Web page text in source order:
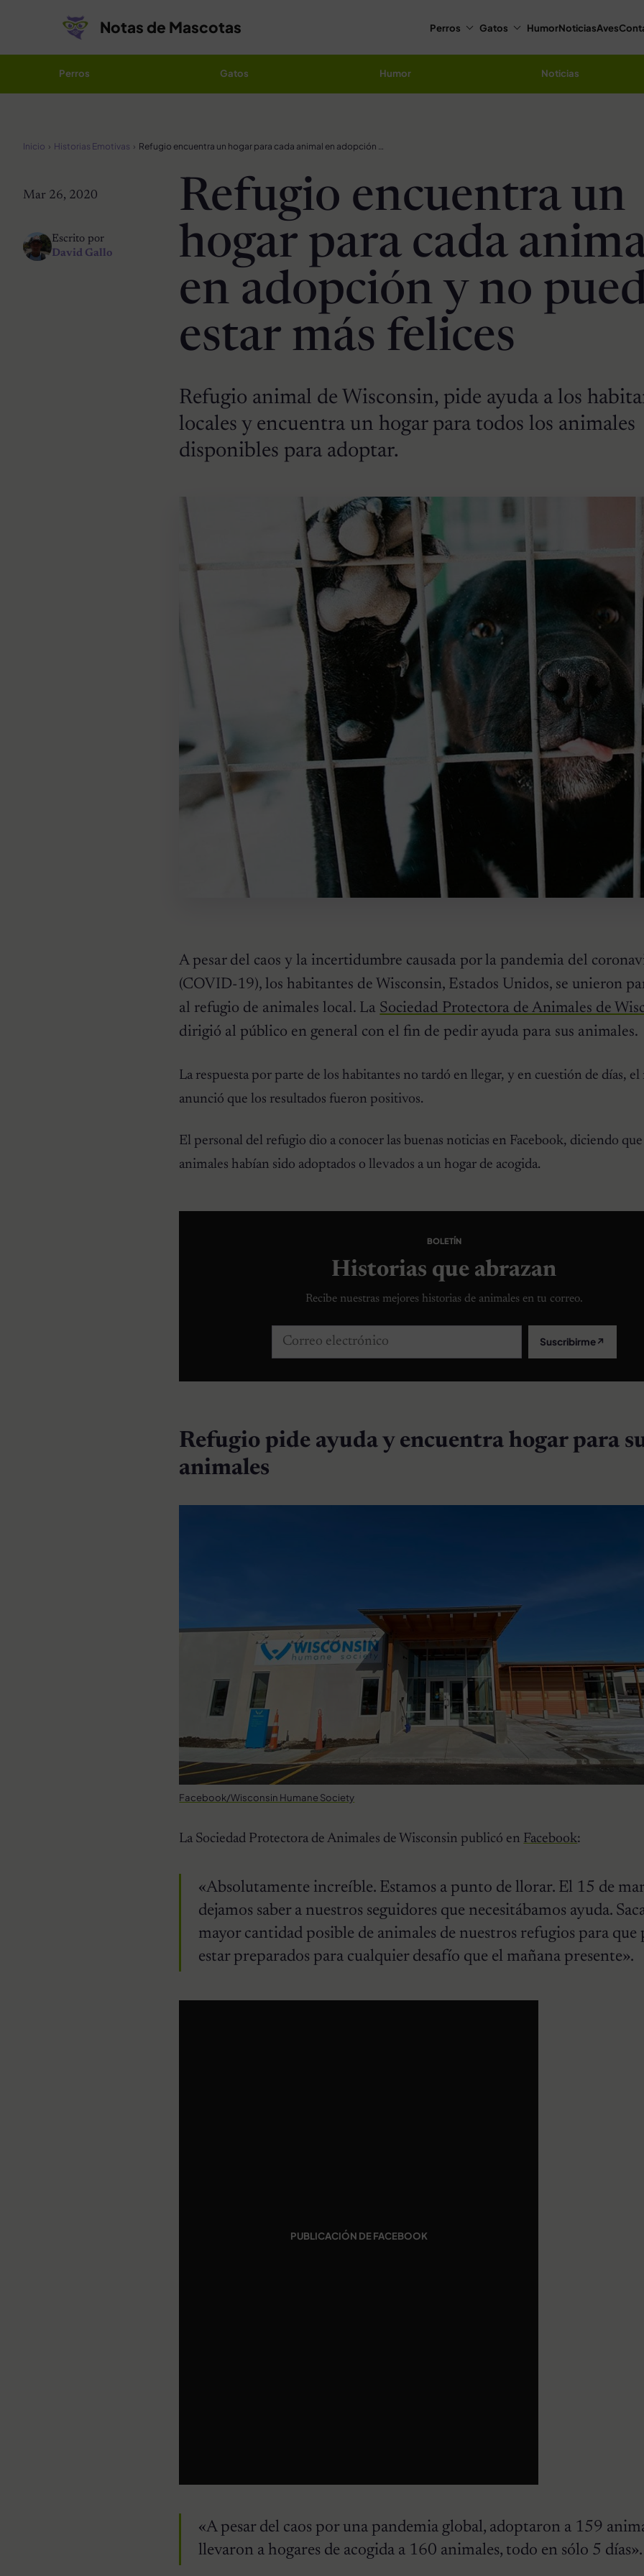
Notas de Mascotas Perros Gatos HumorNoticiasAves
Perros Gatos Humor Noticias
Inicio Historias Emotivas Refugio encuentra un hogar para cada animal en adopción y no pueden estar más felices
Mar 26, 2020
Escrito por
David Gallo
Refugio encuentra un
hogar para cada
en adopción y no
estar más felices
Refugio animal de Wisconsin, pide ayuda a los
locales y encuentra un hogar para todos los animales
disponibles para adoptar.
A pesar del caos y la incertidumbre causada por la pandemia del
(COVID-19), los habitantes de Wisconsin, Estados Unidos, se unieron
al refugio de animales local. La Sociedad Protectora de Animales de
dirigió al público en general con el fin de pedir ayuda para sus animales.
La respuesta por parte de los habitantes no tardó en llegar, y en cuestión de días,
anunció que los resultados fueron positivos.
El personal del refugio dio a conocer las buenas noticias en Facebook, diciendo
animales habían sido adoptados o llevados a un hogar de acogida.
BOLETÍN
Historias que abrazan
Recibe nuestras mejores historias de animales en tu correo.
Correo electrónico Suscribirme↗
Refugio pide ayuda y encuentra hogar para
animales
Facebook/Wisconsin Humane Society
La Sociedad Protectora de Animales de Wisconsin publicó en Facebook:
«Absolutamente increíble. Estamos a punto de llorar. El 15 de
dejamos saber a nuestros seguidores que necesitábamos ayuda.
mayor cantidad posible de animales de nuestros refugios para que
estar preparados para cualquier desafío que el mañana presente».
PUBLICACIÓN DE FACEBOOK
«A pesar del caos por una pandemia global, adoptaron a 159
llevaron a hogares de acogida a 160 animales, todo en sólo 5 días».